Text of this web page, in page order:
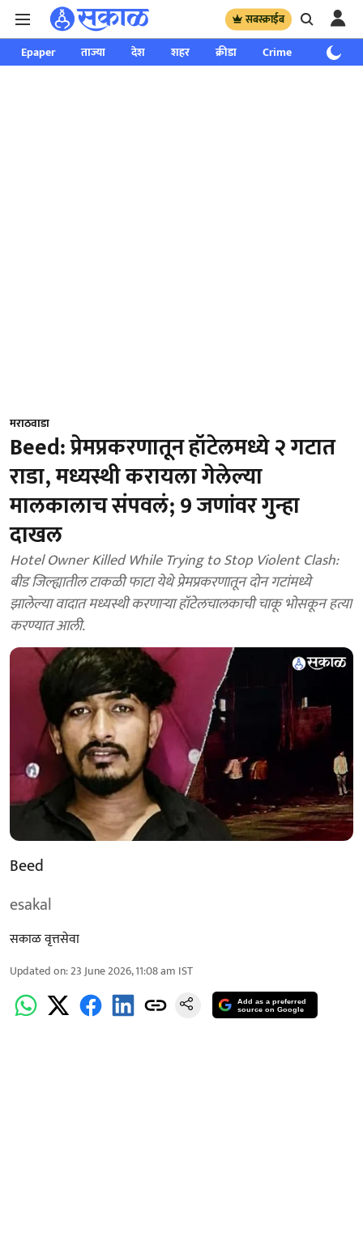
सबस्क्राईब
Epaper ताज्या देश शहर क्रीडा Crime साप्ताहिक
मराठवाडा
Beed: प्रेमप्रकरणातून हॉटेलमध्ये २ गटात
राडा, मध्यस्थी करायला गेलेल्या
मालकालाच संपवलं; 9 जणांवर गुन्हा
दाखल
Hotel Owner Killed While Trying to Stop Violent Clash:
बीड जिल्ह्यातील टाकळी फाटा येथे प्रेमप्रकरणातून दोन गटांमध्ये
झालेल्या वादात मध्यस्थी करणाऱ्या हॉटेलचालकाची चाकू भोसकून हत्या
करण्यात आली.
Beed
esakal
सकाळ वृत्तसेवा
Updated on:23 June 2026, 11:08 am IST
Add as a preferred
source on Google